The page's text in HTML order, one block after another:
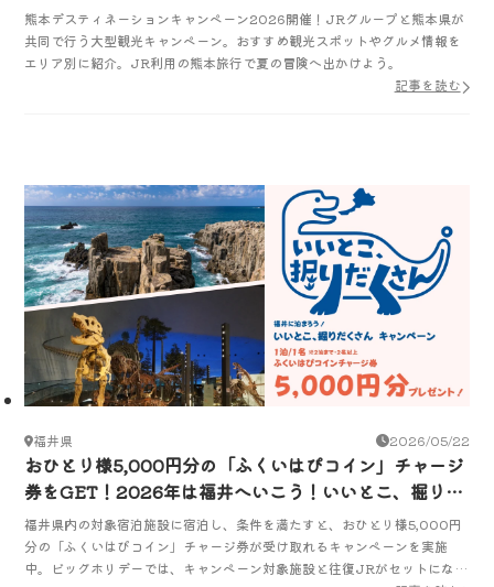
熊本デスティネーションキャンペーン2026開催！JRグループと熊本県が
共同で行う大型観光キャンペーン。おすすめ観光スポットやグルメ情報を
エリア別に紹介。JR利用の熊本旅行で夏の冒険へ出かけよう。
記事を読む
福井県 2026/05/22
おひとり様5,000円分の「ふくいはぴコイン」チャージ
券をGET！2026年は福井へいこう！いいとこ、掘りだ
くさんキャンペーン
福井県内の対象宿泊施設に宿泊し、条件を満たすと、おひとり様5,000円
分の「ふくいはぴコイン」チャージ券が受け取れるキャンペーンを実施
中。ビッグホリデーでは、キャンペーン対象施設と往復JRがセットになっ